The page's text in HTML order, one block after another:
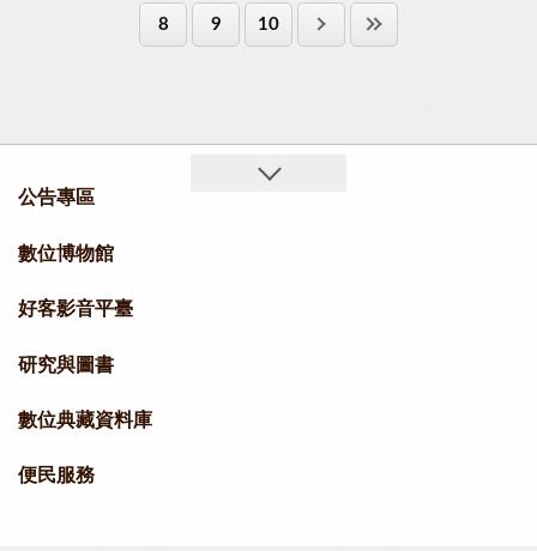
8 9 10
公告專區
數位博物館
好客影音平臺
研究與圖書
數位典藏資料庫
便民服務